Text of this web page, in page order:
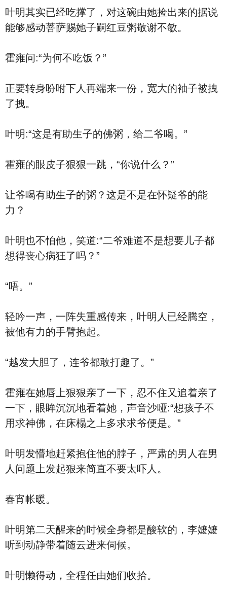
叶明其实已经吃撑了，对这碗由她捡出来的据说
能够感动菩萨赐她子嗣红豆粥敬谢不敏。
霍雍问:“为何不吃饭？”
正要转身吩咐下人再端来一份，宽大的袖子被拽
了拽。
叶明:“这是有助生子的佛粥，给二爷喝。”
霍雍的眼皮子狠狠一跳，“你说什么？”
让爷喝有助生子的粥？这是不是在怀疑爷的能
力？
叶明也不怕他，笑道:“二爷难道不是想要儿子都
想得丧心病狂了吗？”
“唔。”
轻吟一声，一阵失重感传来，叶明人已经腾空，
被他有力的手臂抱起。
“越发大胆了，连爷都敢打趣了。”
霍雍在她唇上狠狠亲了一下，忍不住又追着亲了
一下，眼眸沉沉地看着她，声音沙哑:“想孩子不
用求神佛，在床榻之上多求求爷便是。”
叶明发懵地赶紧抱住他的脖子，严肃的男人在男
人问题上发起狠来简直不要太吓人。
春宵帐暖。
叶明第二天醒来的时候全身都是酸软的，李嬷嬷
听到动静带着随云进来伺候。
叶明懒得动，全程任由她们收拾。